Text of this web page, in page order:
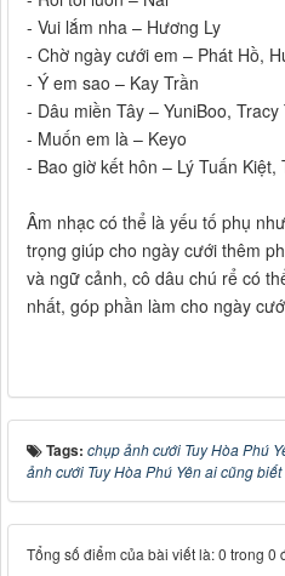
- Vui lắm nha – Hương Ly
- Chờ ngày cưới em – Phát Hồ,
- Ý em sao – Kay Trần
- Dâu miền Tây – YuniBoo,
- Muốn em là – Keyo
- Bao giờ kết hôn – Lý Tuấn Kiệt,
Âm nhạc có thể là yếu tố phụ
trọng giúp cho ngày cưới thêm
và ngữ cảnh, cô dâu chú rể có
nhất, góp phần làm cho ngày
Tags: chụp ảnh cưới Tuy Hòa Phú
ảnh cưới Tuy Hòa Phú Yên ai cũng biết
Tổng số điểm của bài viết là: 0 trong 0